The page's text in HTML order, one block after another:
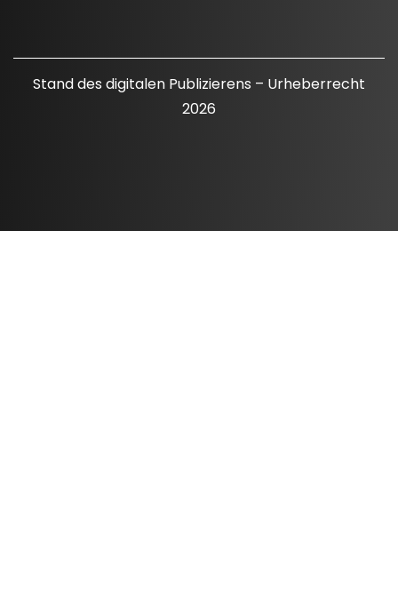
Stand des digitalen Publizierens – Urheberrecht
2026